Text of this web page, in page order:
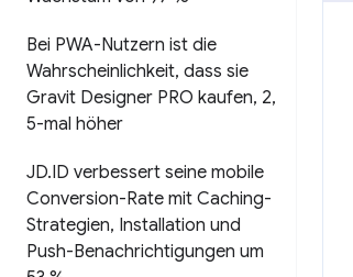
Bei PWA-Nutzern ist die
Wahrscheinlichkeit, dass sie
Gravit Designer PRO kaufen, 2,
5-mal höher
JD.ID verbessert seine mobile
Conversion-Rate mit Caching-
Strategien, Installation und
Push-Benachrichtigungen um